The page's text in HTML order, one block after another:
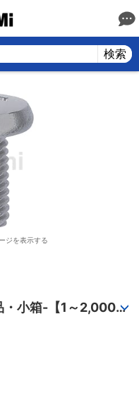
検索
ジを表示する
・小箱-【1～2,000個